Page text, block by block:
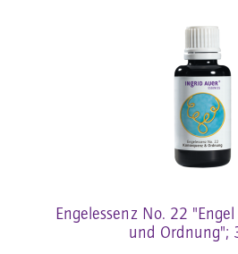
Engelessenz No. 22
und Ordnung";